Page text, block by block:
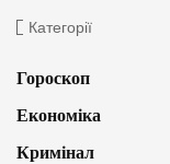
Категорії
Гороскоп
Економіка
Кримінал